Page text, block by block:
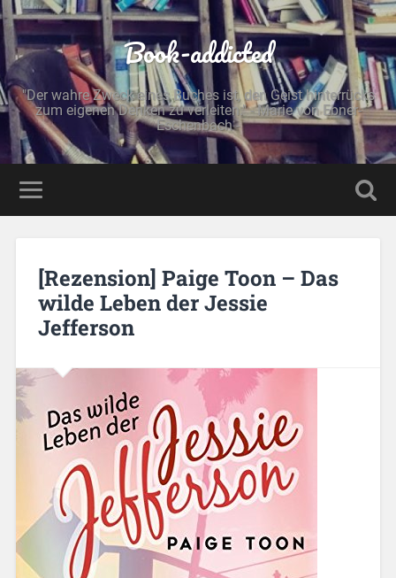
Book-addicted
"Der wahre Zweck eines Buches ist, den Geist hinterrücks
zum eigenen Denken zu verleiten." - Marie von Ebner-
Eschenbach -
[Rezension] Paige Toon – Das
wilde Leben der Jessie
Jefferson